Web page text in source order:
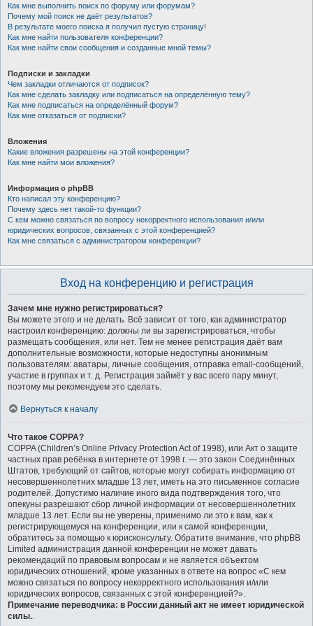
Как мне выполнить поиск по форуму или форумам?
Почему мой поиск не даёт результатов?
В результате моего поиска я получил пустую страницу!
Как мне найти пользователя конференции?
Как мне найти свои сообщения и созданные мной темы?
Подписки и закладки
Чем закладки отличаются от подписок?
Как мне сделать закладку или подписаться на определённую тему?
Как мне подписаться на определённый форум?
Как мне отказаться от подписки?
Вложения
Какие вложения разрешены на этой конференции?
Как мне найти мои вложения?
Информация о phpBB
Кто написал эту конференцию?
Почему здесь нет такой-то функции?
С кем можно связаться по вопросу некорректного использования и/или
юридических вопросов, связанных с этой конференцией?
Как мне связаться с администратором конференции?
Вход на конференцию и регистрация
Зачем мне нужно регистрироваться?
Вы можете этого и не делать. Всё зависит от того, как администратор
настроил конференцию: должны ли вы зарегистрироваться, чтобы
размещать сообщения, или нет. Тем не менее регистрация даёт вам
дополнительные возможности, которые недоступны анонимным
пользователям: аватары, личные сообщения, отправка email-сообщений,
участие в группах и т. д. Регистрация займёт у вас всего пару минут,
поэтому мы рекомендуем это сделать.
Вернуться к началу
Что такое COPPA?
COPPA (Children’s Online Privacy Protection Act of 1998), или Акт о защите
частных прав ребёнка в интернете от 1998 г. — это закон Соединённых
Штатов, требующий от сайтов, которые могут собирать информацию от
несовершеннолетних младше 13 лет, иметь на это письменное согласие
родителей. Допустимо наличие иного вида подтверждения того, что
опекуны разрешают сбор личной информации от несовершеннолетних
младше 13 лет. Если вы не уверены, применимо ли это к вам, как к
регистрирующемуся на конференции, или к самой конференции,
обратитесь за помощью к юрисконсульту. Обратите внимание, что phpBB
Limited администрация данной конференции не может давать
рекомендаций по правовым вопросам и не является объектом
юридических отношений, кроме указанных в ответе на вопрос «С кем
можно связаться по вопросу некорректного использования и/или
юридических вопросов, связанных с этой конференцией?».
Примечание переводчика: в России данный акт не имеет юридической
силы..